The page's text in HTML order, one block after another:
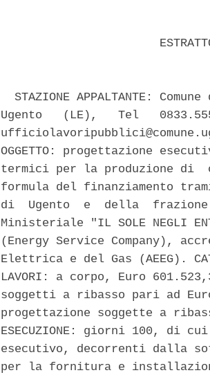
STAZIONE APPALTANTE: Comune
Ugento   (LE),   Tel
OGGETTO: progettazione
termici per la produzione di
formula del finanziamento
di  Ugento  e  della  frazione
Ministeriale "IL SOLE NEGLI
(Energy Service Company),
Elettrica e del Gas (AEEG).
LAVORI: a corpo, Euro
soggetti a ribasso pari ad
progettazione soggette a
ESECUZIONE: giorni 100, di
esecutivo, decorrenti dalla
per la fornitura e